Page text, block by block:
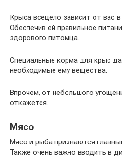
Крыса всецело зависит от вас
Обеспечив ей правильное
здорового питомца.
Специальные корма для крыс
необходимые ему вещества.
Впрочем, от небольшого
откажется.
Мясо
Мясо и рыба признаются
Также очень важно вводить в